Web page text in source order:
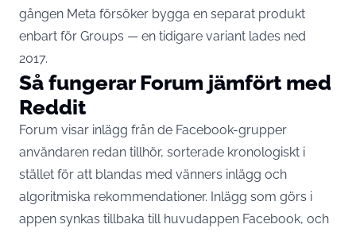
gången Meta försöker bygga en separat produkt
enbart för Groups — en tidigare variant lades ned
2017.
Så fungerar Forum jämfört med
Reddit
Forum visar inlägg från de Facebook-grupper
användaren redan tillhör, sorterade kronologiskt i
stället för att blandas med vänners inlägg och
algoritmiska rekommendationer. Inlägg som görs i
appen synkas tillbaka till huvudappen Facebook, och